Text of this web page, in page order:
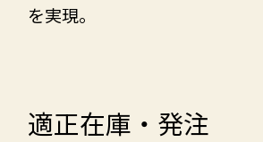
を実現。
適正在庫・発注